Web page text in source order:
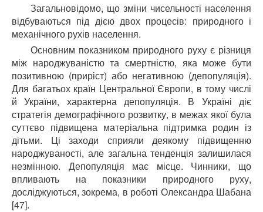
Загальновідомо, що зміни чисельності населення
відбуваються під дією двох процесів: природного і
механічного рухів населення.
Основним показником природного руху є різниця
між народжуваністю та смертністю, яка може бути
позитивною (приріст) або негативною (депопуляція).
Для багатьох країн Центральної Європи, в тому числі
й України, характерна депопуляція. В Україні діє
стратегія демографічного розвитку, в межах якої була
суттєво підвищена матеріальна підтримка родин із
дітьми. Ці заходи сприяли деякому підвищенню
народжуваності, але загальна тенденція залишилася
незмінною. Депопуляція має місце. Чинники, що
впливають на показники природного руху,
досліджуються, зокрема, в роботі Олександра Шабана
[47].